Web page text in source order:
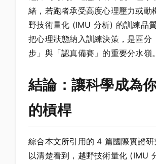
緒，若跑者承受高度心理壓力或動
野技術量化 (IMU 分析) 的訓練品質
把心理狀態納入訓練決策，是區分
步」與「認真備賽」的重要分水嶺。
結論：讓科學成為
的槓桿
綜合本文所引用的 4 篇國際實證
以清楚看到，越野技術量化 (IMU